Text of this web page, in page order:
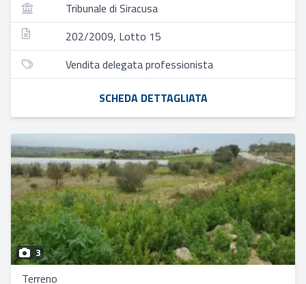
Tribunale di Siracusa
202/2009, Lotto 15
Vendita delegata professionista
SCHEDA DETTAGLIATA
3
Terreno